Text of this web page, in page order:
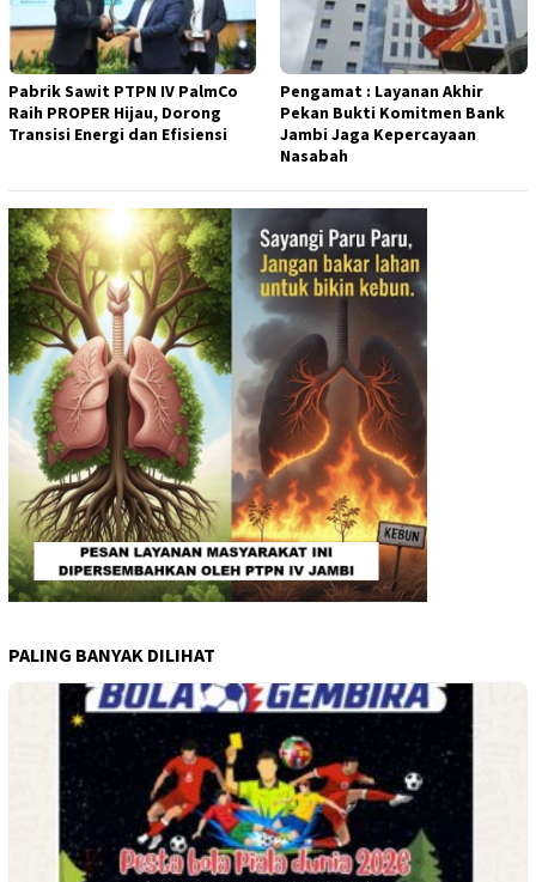
Pabrik Sawit PTPN IV PalmCo
Raih PROPER Hijau, Dorong
Transisi Energi dan Efisiensi
Pengamat : Layanan Akhir
Pekan Bukti Komitmen Bank
Jambi Jaga Kepercayaan
Nasabah
PALING BANYAK DILIHAT